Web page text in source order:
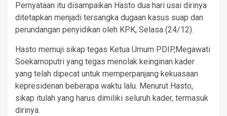
Pernyataan itu disampaikan Hasto dua hari usai dirinya
ditetapkan menjadi tersangka dugaan kasus suap dan
perundangan penyidikan oleh KPK, Selasa (24/12).
Hasto memuji sikap tegas Ketua Umum PDIP,Megawati
Soekarnoputri yang tegas menolak keinginan kader
yang telah dipecat untuk memperpanjang kekuasaan
kepresidenan beberapa waktu lalu. Menurut Hasto,
sikap itulah yang harus dimiliki seluruh kader, termasuk
dirinya.